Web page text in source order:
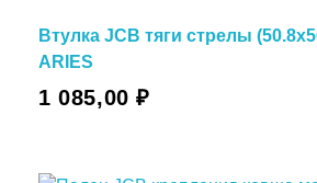
Втулка JCB тяги стрелы
ARIES
1 085,00₽